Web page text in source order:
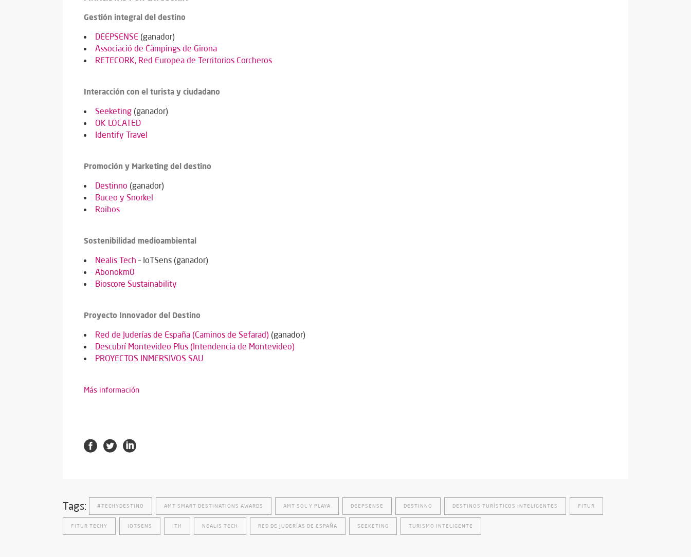
Gestión integral del destino
DEEPSENSE (ganador)
Associació de Càmpings de Girona
RETECORK, Red Europea de Territorios Corcheros
Interacción con el turista y ciudadano
Seeketing (ganador)
OK LOCATED
Identify Travel
Promoción y Marketing del destino
Destinno (ganador)
Buceo y Snorkel
Roibos
Sostenibilidad medioambiental
Nealis Tech – IoTSens (ganador)
Abonokm0
Bioscore Sustainability
Proyecto Innovador del Destino
Red de Juderías de España (Caminos de Sefarad) (ganador)
Descubrí Montevideo Plus (Intendencia de Montevideo)
PROYECTOS INMERSIVOS SAU
Más información
Tags: #TECHYDESTINO AMT SMART DESTINATIONS AWARDS AMT SOL Y PLAYA DEEPSENSE DESTINNO DESTINOS TURÍSTICOS INTELIGENTES FITUR
FITUR TECHY IOTSENS ITH NEALIS TECH RED DE JUDERÍAS DE ESPAÑA SEEKETING TURISMO INTELIGENTE